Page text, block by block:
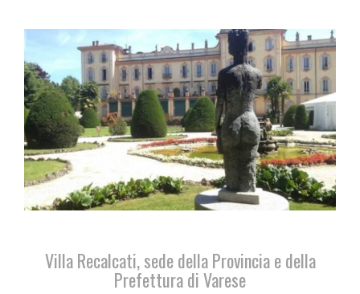
Villa Recalcati, sede della Provincia e della
Prefettura di Varese